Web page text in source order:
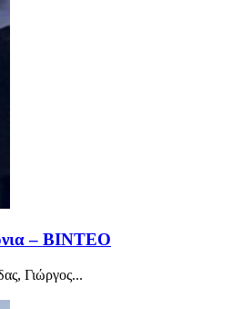
– ΒΙΝΤΕΟ
Γιώργος...